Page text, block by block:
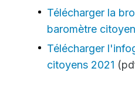
Télécharger la
baromètre
Télécharger
citoyens 2021